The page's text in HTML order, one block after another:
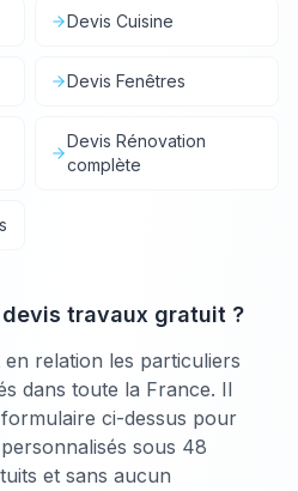
Devis Cuisine
Devis Fenêtres
Devis Rénovation
complète
travaux gratuit ?
relation les particuliers
dans toute la France. Il
ci-dessus pour
sous 48
et sans aucun